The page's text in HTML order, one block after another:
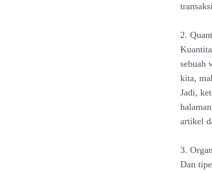
2.
sebuah
kita,
Jadi,
artikel
3.
Dan